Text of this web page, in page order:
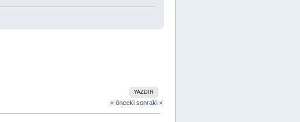
YAZDIR
« önceki sonraki »